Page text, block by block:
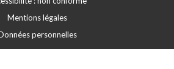
Mentions légales
personnelles